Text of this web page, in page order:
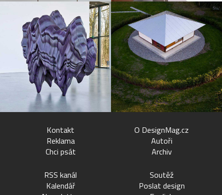
Kontakt
Reklama
Chci psát
O DesignMag.cz
Autoři
Archiv
RSS kanál
Kalendář
Soutěž
Poslat design